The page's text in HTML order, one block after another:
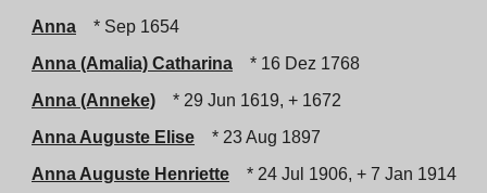
Anna
* Sep 1654
Anna (Amalia) Catharina
* 16 Dez 1768
Anna (Anneke)
* 29 Jun 1619, + 1672
Anna Auguste Elise
* 23 Aug 1897
Anna Auguste Henriette
* 24 Jul 1906, + 7 Jan 1914